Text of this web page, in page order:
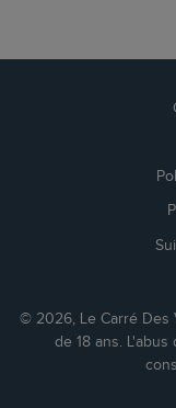
© 2026, Le Carré Des
de 18 ans.